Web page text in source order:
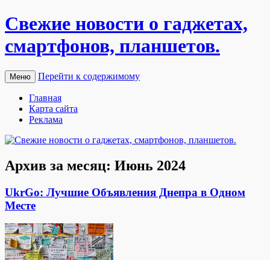
Свежие новости о гаджетах,
смартфонов, планшетов.
Меню Перейти к содержимому
Главная
Карта сайта
Реклама
Архив за месяц: Июнь 2024
UkrGo: Лучшие Объявления Днепра в Одном
Месте